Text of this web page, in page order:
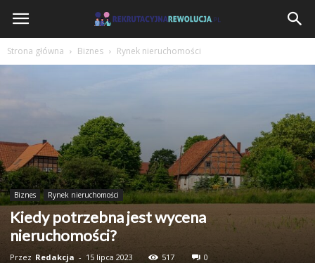
RekrutacyjnaRewolucja.pl
Strona główna Biznes Rynek nieruchomości
Biznes Rynek nieruchomości
Kiedy potrzebna jest wycena
nieruchomości?
Przez Redakcja - 15 lipca 2023 517 0